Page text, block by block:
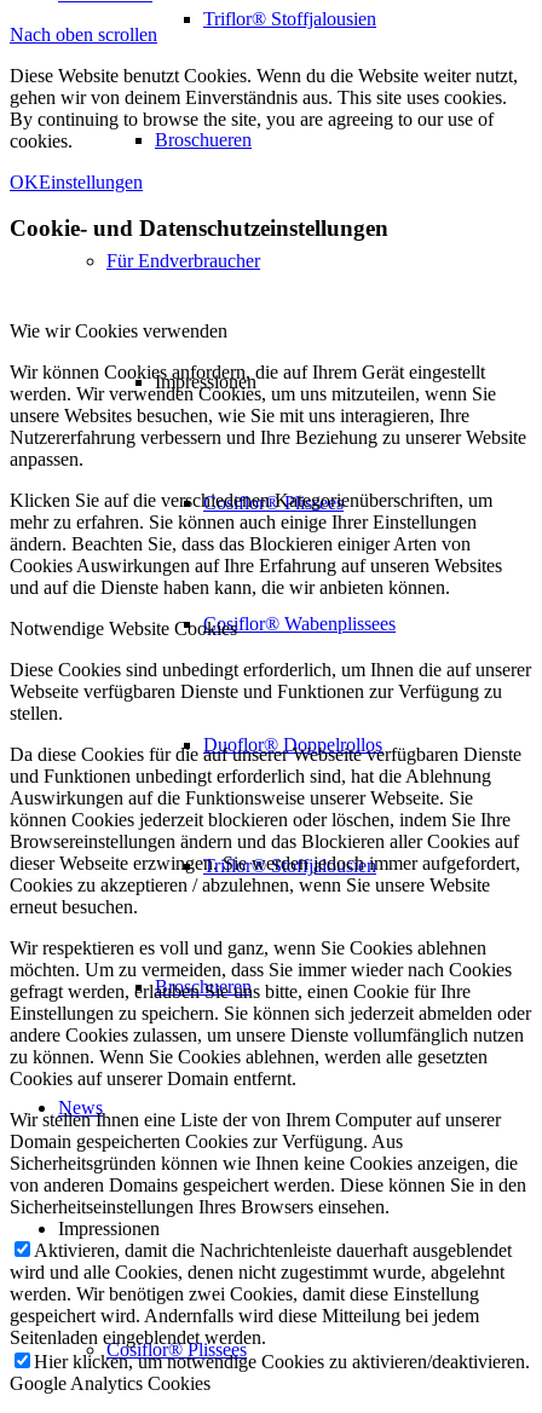
Triflor® Stoffjalousien
Broschueren
Für Endverbraucher
Impressionen
Cosiflor® Plissees
Cosiflor® Wabenplissees
Duoflor® Doppelrollos
Triflor® Stoffjalousien
Broschueren
News
Impressionen
Cosiflor® Plissees
Nach oben scrollen
Diese Website benutzt Cookies. Wenn du die Website weiter nutzt,
gehen wir von deinem Einverständnis aus. This site uses cookies.
By continuing to browse the site, you are agreeing to our use of
cookies.
OKEinstellungen
Cookie- und Datenschutzeinstellungen
Wie wir Cookies verwenden
Wir können Cookies anfordern, die auf Ihrem Gerät eingestellt
werden. Wir verwenden Cookies, um uns mitzuteilen, wenn Sie
unsere Websites besuchen, wie Sie mit uns interagieren, Ihre
Nutzererfahrung verbessern und Ihre Beziehung zu unserer Website
anpassen.
Klicken Sie auf die verschiedenen Kategorienüberschriften, um
mehr zu erfahren. Sie können auch einige Ihrer Einstellungen
ändern. Beachten Sie, dass das Blockieren einiger Arten von
Cookies Auswirkungen auf Ihre Erfahrung auf unseren Websites
und auf die Dienste haben kann, die wir anbieten können.
Notwendige Website Cookies
Diese Cookies sind unbedingt erforderlich, um Ihnen die auf unserer
Webseite verfügbaren Dienste und Funktionen zur Verfügung zu
stellen.
Da diese Cookies für die auf unserer Webseite verfügbaren Dienste
und Funktionen unbedingt erforderlich sind, hat die Ablehnung
Auswirkungen auf die Funktionsweise unserer Webseite. Sie
können Cookies jederzeit blockieren oder löschen, indem Sie Ihre
Browsereinstellungen ändern und das Blockieren aller Cookies auf
dieser Webseite erzwingen. Sie werden jedoch immer aufgefordert,
Cookies zu akzeptieren / abzulehnen, wenn Sie unsere Website
erneut besuchen.
Wir respektieren es voll und ganz, wenn Sie Cookies ablehnen
möchten. Um zu vermeiden, dass Sie immer wieder nach Cookies
gefragt werden, erlauben Sie uns bitte, einen Cookie für Ihre
Einstellungen zu speichern. Sie können sich jederzeit abmelden oder
andere Cookies zulassen, um unsere Dienste vollumfänglich nutzen
zu können. Wenn Sie Cookies ablehnen, werden alle gesetzten
Cookies auf unserer Domain entfernt.
Wir stellen Ihnen eine Liste der von Ihrem Computer auf unserer
Domain gespeicherten Cookies zur Verfügung. Aus
Sicherheitsgründen können wie Ihnen keine Cookies anzeigen, die
von anderen Domains gespeichert werden. Diese können Sie in den
Sicherheitseinstellungen Ihres Browsers einsehen.
Aktivieren, damit die Nachrichtenleiste dauerhaft ausgeblendet
wird und alle Cookies, denen nicht zugestimmt wurde, abgelehnt
werden. Wir benötigen zwei Cookies, damit diese Einstellung
gespeichert wird. Andernfalls wird diese Mitteilung bei jedem
Seitenladen eingeblendet werden.
Hier klicken, um notwendige Cookies zu aktivieren/deaktivieren.
Google Analytics Cookies